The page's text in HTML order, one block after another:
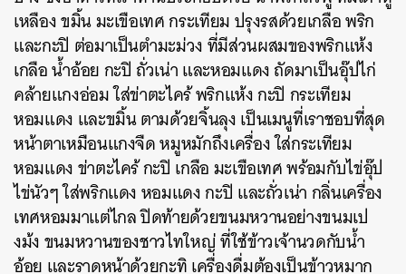
เหลือง ขมิ้น มะเขือเทศ กระเทียม ปรุงรสด้วยเกลือ พริก
และกะปิ ต่อมาเป็นตำมะม่วง ที่มีส่วนผสมของพริกแห้ง
เกลือ น้ำอ้อย กะปิ ถั่วเน่า และหอมแดง ถัดมาเป็นอุ๊ปไก่
คล้ายแกงอ่อม ใส่ข่าตะไคร้ พริกแห้ง กะปิ กระเทียม
หอมแดง และขมิ้น ตามด้วยจิ้นลุง เป็นเมนูที่เราชอบที่สุด
หน้าตาเหมือนแกงจืด หมูหมักถึงเครื่อง ใส่กระเทียม
หอมแดง ข่าตะไคร้ กะปิ เกลือ มะเขือเทศ พร้อมกับไข่อุ๊ป
ไข่นัวๆ ใส่พริกแดง หอมแดง กะปิ และถั่วเน่า กลิ่นเครื่อง
เทศหอมมาแต่ไกล ปิดท้ายด้วยขนมหวานอย่างขนมเป
งม้ง ขนมหวานของชาวไทใหญ่ ที่ใช้ข้าวเจ้านวดกับน้ำ
อ้อย และราดหน้าด้วยกะทิ เครื่องดื่มต้องเป็นข้าวหมาก
ค้นหา